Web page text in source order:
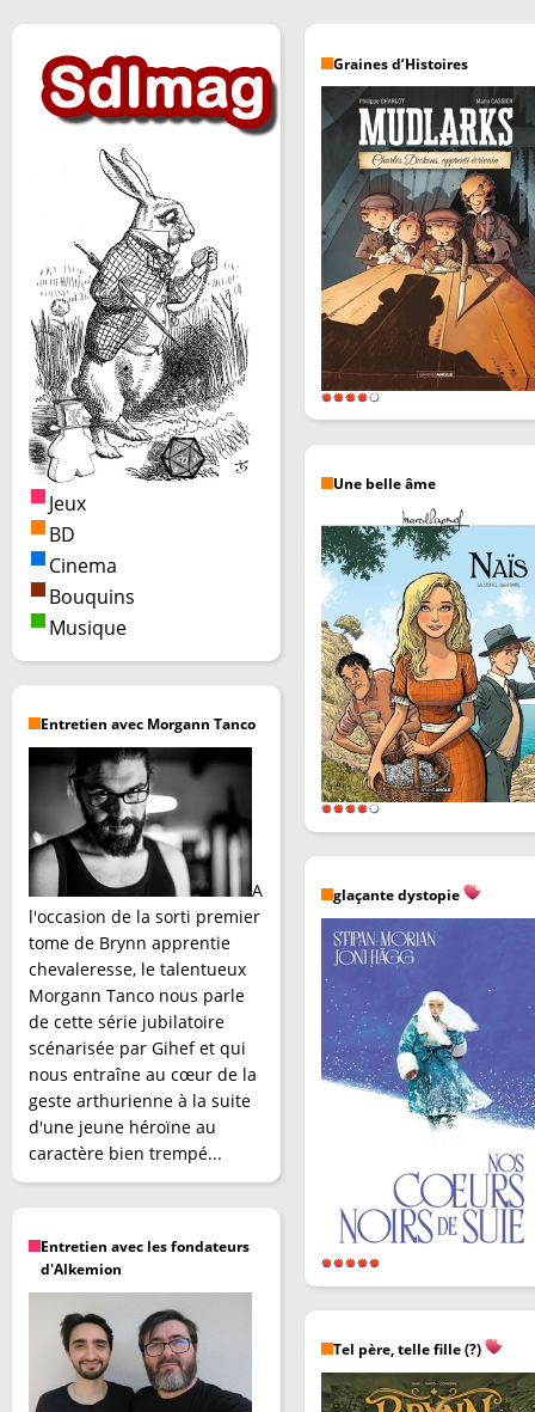
Jeux
BD
Cinema
Bouquins
Musique
Entretien avec Morgann Tanco
A
l'occasion de la sorti premier
tome de Brynn apprentie
chevaleresse, le talentueux
Morgann Tanco nous parle
de cette série jubilatoire
scénarisée par Gihef et qui
nous entraîne au cœur de la
geste arthurienne à la suite
d'une jeune héroïne au
caractère bien trempé...
Entretien avec les fondateurs
d'Alkemion
Graines d’Histoires
Une belle âme
glaçante dystopie
Tel père, telle fille (?)